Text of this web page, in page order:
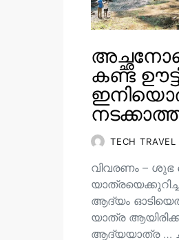
കണ്ട
TECH TRAVEL
വിവരണം – ശുഭ
ആദ്യം
യാത്ര
ആദ്യയാത്ര …